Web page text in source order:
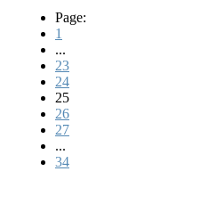
Page:
1
...
23
24
25
26
27
...
34